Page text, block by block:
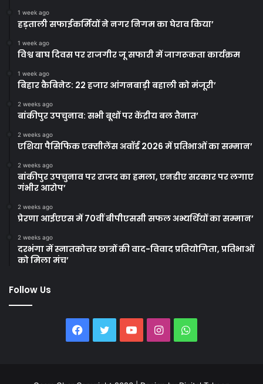
1 week ago
हड़ताली सफाईकर्मियों ने नगर निगम का घेराव किया’
1 week ago
विश्व बाघ दिवस पर राजगीर जू सफारी में जागरूकता कार्यक्रम
1 week ago
बिहार कैबिनेट: 22 हजार आंगनबाड़ी बहाली को मंजूरी’
2 weeks ago
बांकीपुर उपचुनाव: सभी बूथों पर केंद्रीय बल तैनात’
2 weeks ago
एशिया पैसिफिक एक्सीलेंस अवॉर्ड 2026 में प्रतिभाओं का सम्मान’
2 weeks ago
बांकीपुर उपचुनाव पर राजद का हमला, एनडीए सरकार पर लगाए
गंभीर आरोप’
2 weeks ago
प्रेरणा आईएएस में 70वीं बीपीएससी सफल अभ्यर्थियों का सम्मान’
2 weeks ago
दरभंगा में स्नातकोत्तर छात्रों की वाद-विवाद प्रतियोगिता, प्रतिभाओं
को मिला मंच’
Follow Us
Facebook
TwitterYouTubeInstagramWhatsApp